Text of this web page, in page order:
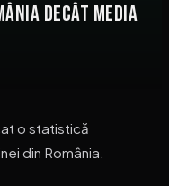
decât media
o statistică
din România.